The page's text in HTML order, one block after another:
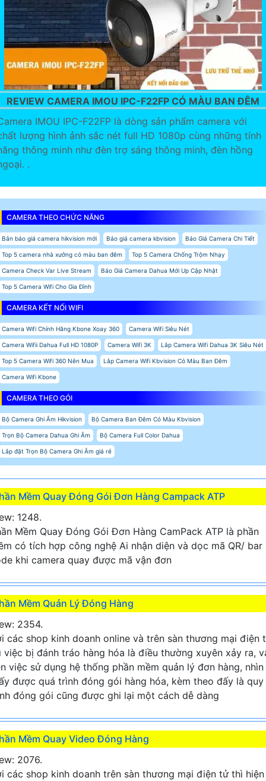
REVIEW CAMERA IMOU IPC-F22FP CÓ MÀU BAN ĐÊM
IMOU IPC-F22FP là dòng sản phẩm camera với
lượng hình ảnh sắc nét full HD 1080p cùng những tính
thông minh như đèn trợ sáng thông minh, đèn hồng
.
CAMERA THEO CHỨC NĂNG
Bản báo giá camera hikvision mới Báo giá camera kbvision Báo Giá Camera Chi Tiết
Top 5 camera nhà xưởng có màu ban đêm Top 5 Camera Chống Trộm Nhạy
Camera Check Var Live Stream Báo Giá Camera Dahua Mới Up Cập Nhật
Top 5 Camera Wifi Cho Gia Đình
CAMERA KẾT NỐI WIFI
Camera Wifi Chính Hãng Kbone Xoay 360 Camera Wifi Siêu Nét
Camera Wifii Dahua Full HD 1080P Camera Wifi 3K Lắp Camera Wifi Dahua 3K Siêu Nét
Top 5 Camera Wifi 360 Nên Mua Lắp Camera Wifi Kbvision Có Màu Ban Đêm
Camera Wifi Kbone
CAMERA THEO GÓI
Bộ Camera Ghi Âm Hikvision Bộ Camera Ban Đêm Có Màu Kbvision
Trọn Bộ Camera Dahua Ghi Âm Bộ Camera Full Color Dahua
Lắp đặt Trọn Bộ Camera Ghi Âm giá rẻ
Mềm Quay Đóng Gói Đơn Hàng Campack ATP
1248.
Mềm Quay Đóng Gói Đơn Hàng CamPack ATP là phần
có tích hợp công nghệ Ai nhận diện và dọc mã QR/ bar
khi camera quay được mã vận đơn
Mềm Quản Lý Đóng Hàng
2354.
các shop kinh doanh online và trên sàn thương mại điện
việc bị đánh tráo hàng hóa là điều thường xuyên xảy ra,
việc sử dụng hệ thống phần mềm quản lý đơn hàng, nhìn
được quá trình đóng gói hàng hóa, kèm theo đấy là quy
đóng gói cũng được ghi lại một cách dễ dàng
Mềm Quay Video Đóng Hàng
2076.
các shop kinh doanh trên sàn thương mại điện tử thì hiện